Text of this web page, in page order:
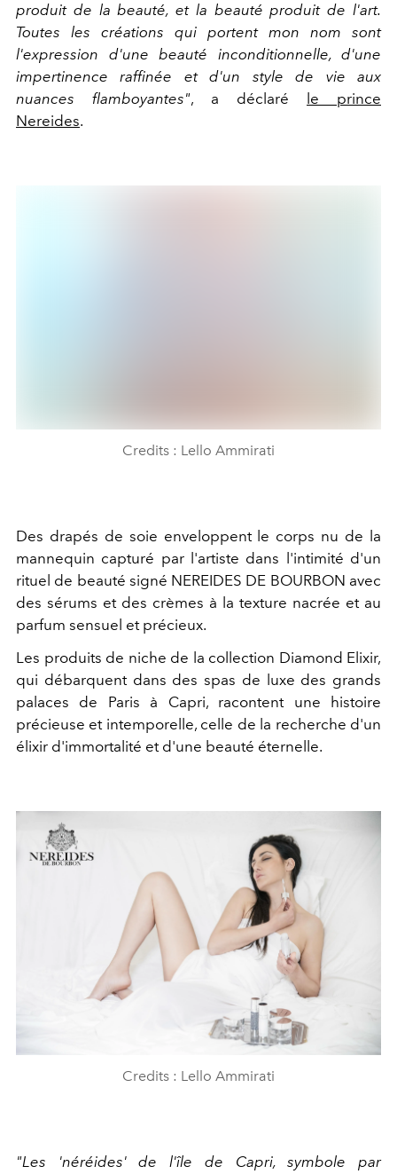
produit de la beauté, et la beauté produit de l'art.
Toutes les créations qui portent mon nom sont
l'expression d'une beauté inconditionnelle, d'une
impertinence raffinée et d'un style de vie aux
nuances flamboyantes", a déclaré
le prince
Nereides.
Credits : Lello Ammirati
Des drapés de soie enveloppent le corps nu de la
mannequin capturé par l'artiste dans l'intimité d'un
rituel de beauté signé NEREIDES DE BOURBON avec
des sérums et des crèmes à la texture nacrée et au
parfum sensuel et précieux.
Les produits de niche de la collection Diamond Elixir,
qui débarquent dans des spas de luxe des grands
palaces de Paris à Capri, racontent une histoire
précieuse et intemporelle, celle de la recherche d'un
élixir d'immortalité et d'une beauté éternelle.
Credits : Lello Ammirati
"Les 'néréides' de l'île de Capri, symbole par